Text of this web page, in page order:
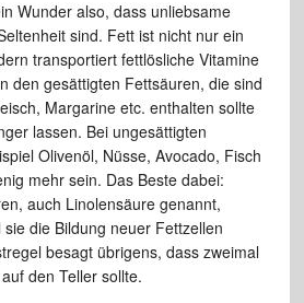
Wunder also, dass unliebsame
sind. Fett ist nicht nur ein
transportiert fettlösliche Vitamine
den gesättigten Fettsäuren, die sind
Margarine etc. enthalten sollte
lassen. Bei ungesättigten
Olivenöl, Nüsse, Avocado, Fisch
mehr sein. Das Beste dabei:
auch Linolensäure genannt,
die Bildung neuer Fettzellen
besagt übrigens, dass zweimal
den Teller sollte.